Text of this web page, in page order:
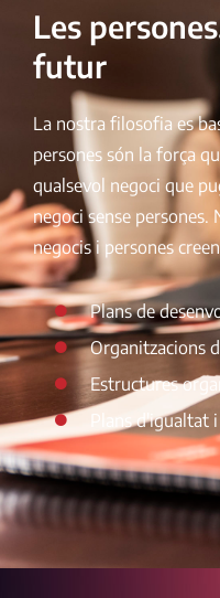
Les
futur
La nostra filosofia es
persones són la força
qualsevol negoci que
negoci sense
negocis i persones
Plans de
Organitzacions
Estructures
Plans d'igualtat